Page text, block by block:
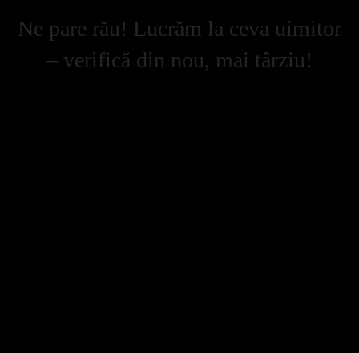
Ne pare rău! Lucrăm la ceva uimitor
– verifică din nou, mai târziu!